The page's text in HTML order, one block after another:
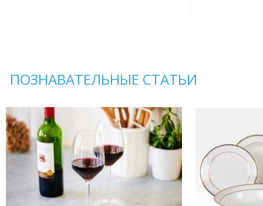
ПОЗНАВАТЕЛЬНЫЕ СТАТЬИ